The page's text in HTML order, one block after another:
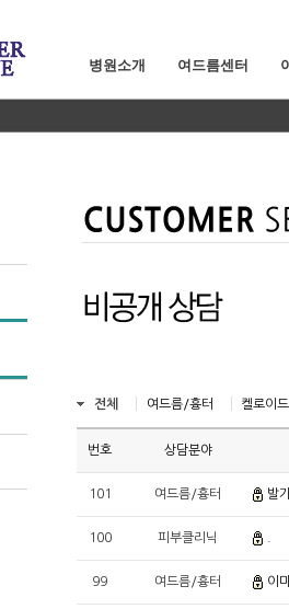
병원소개 여드름센터
전체 여드름/흉터 켈로이드
번호 상담분야
101 여드름/흉터 발
100 피부클리닉
99 여드름/흉터 이